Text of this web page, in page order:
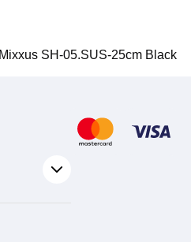
SH-05.SUS-25cm Black